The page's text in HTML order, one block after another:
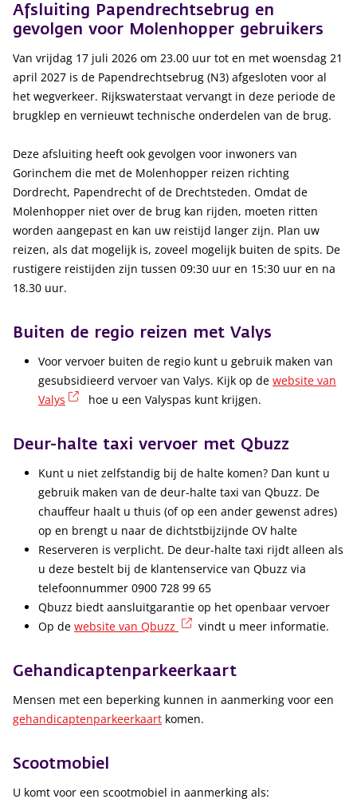
Afsluiting Papendrechtsebrug en
gevolgen voor Molenhopper gebruikers
Van vrijdag 17 juli 2026 om 23.00 uur tot en met woensdag 21
april 2027 is de Papendrechtsebrug (N3) afgesloten voor al
het wegverkeer. Rijkswaterstaat vervangt in deze periode de
brugklep en vernieuwt technische onderdelen van de brug.
Deze afsluiting heeft ook gevolgen voor inwoners van
Gorinchem die met de Molenhopper reizen richting
Dordrecht, Papendrecht of de Drechtsteden. Omdat de
Molenhopper niet over de brug kan rijden, moeten ritten
worden aangepast en kan uw reistijd langer zijn. Plan uw
reizen, als dat mogelijk is, zoveel mogelijk buiten de spits. De
rustigere reistijden zijn tussen 09:30 uur en 15:30 uur en na
18.30 uur.
Buiten de regio reizen met Valys
Voor vervoer buiten de regio kunt u gebruik maken van
gesubsidieerd vervoer van Valys. Kijk op de website van
Valys
(externe link)
hoe u een Valyspas kunt krijgen.
Deur-halte taxi vervoer met Qbuzz
Kunt u niet zelfstandig bij de halte komen? Dan kunt u
gebruik maken van de deur-halte taxi van Qbuzz. De
chauffeur haalt u thuis (of op een ander gewenst adres)
op en brengt u naar de dichtstbijzijnde OV halte
Reserveren is verplicht. De deur-halte taxi rijdt alleen als
u deze bestelt bij de klantenservice van Qbuzz via
telefoonnummer 0900 728 99 65
Qbuzz biedt aansluitgarantie op het openbaar vervoer
Op de website van Qbuzz (externe link)
vindt u meer informatie.
Gehandicaptenparkeerkaart
Mensen met een beperking kunnen in aanmerking voor een
gehandicaptenparkeerkaart komen.
Scootmobiel
U komt voor een scootmobiel in aanmerking als: